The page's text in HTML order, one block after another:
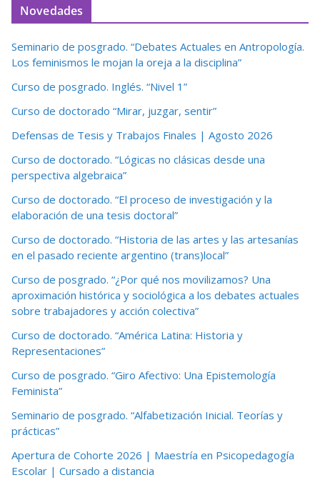
Novedades
Seminario de posgrado. “Debates Actuales en Antropología.
Los feminismos le mojan la oreja a la disciplina”
Curso de posgrado. Inglés. “Nivel 1”
Curso de doctorado “Mirar, juzgar, sentir”
Defensas de Tesis y Trabajos Finales | Agosto 2026
Curso de doctorado. “Lógicas no clásicas desde una
perspectiva algebraica”
Curso de doctorado. “El proceso de investigación y la
elaboración de una tesis doctoral”
Curso de doctorado. “Historia de las artes y las artesanías
en el pasado reciente argentino (trans)local”
Curso de posgrado. “¿Por qué nos movilizamos? Una
aproximación histórica y sociológica a los debates actuales
sobre trabajadores y acción colectiva”
Curso de doctorado. “América Latina: Historia y
Representaciones”
Curso de posgrado. “Giro Afectivo: Una Epistemología
Feminista”
Seminario de posgrado. “Alfabetización Inicial. Teorías y
prácticas”
Apertura de Cohorte 2026 | Maestría en Psicopedagogía
Escolar | Cursado a distancia